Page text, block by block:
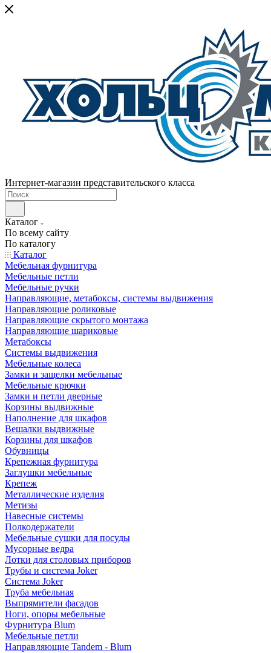
Интернет-магазин представительского класса
Каталог
По всему сайту
По каталогу
Каталог
Мебельная фурнитура
Мебельные петли
Мебельные ручки
Направляющие, метабоксы, системы выдвижения
Направляющие роликовые
Направляющие скрытого монтажа
Направляющие шариковые
Метабоксы
Системы выдвижения
Мебельные колеса
Замки и защелки мебельные
Мебельные крючки
Замки и петли дверные
Корзины выдвижные
Наполнение для шкафов
Вешалки выдвижные
Корзины для шкафов
Обувницы
Крепежная фурнитура
Заглушки мебельные
Крепеж
Металлические изделия
Метизы
Навесные системы
Полкодержатели
Мебельные сушки для посуды
Мусорные ведра
Лотки для столовых приборов
Трубы и система Joker
Система Joker
Труба мебельная
Выпрямители фасадов
Ноги, опоры мебельные
Фурнитура Blum
Мебельные петли
Направляющие Tandem - Blum